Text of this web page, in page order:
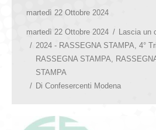
martedì 22 Ottobre 2024
martedì 22 Ottobre 2024
Lascia un
2024 - RASSEGNA STAMPA, 4°
RASSEGNA STAMPA,
STAMPA
Di Confesercenti Modena